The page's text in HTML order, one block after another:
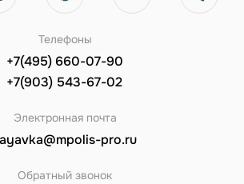
Телефоны
+7(495) 660-07-90
+7(903) 543-67-02
Электронная почта
pro.ru
Обратный звонок